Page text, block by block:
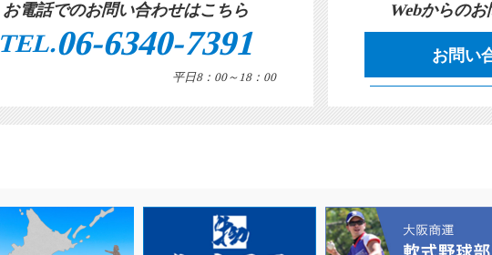
お電話でのお問い合わせはこちら
TEL.06-6340-7391
平日8：00～18：00
Webからの
お問い